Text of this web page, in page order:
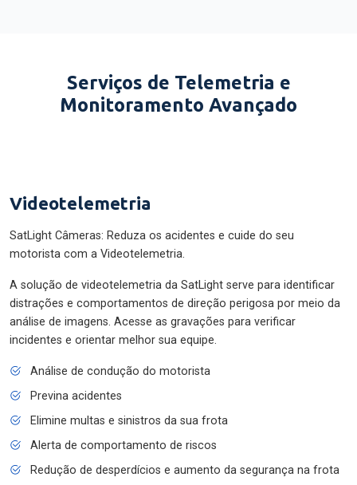
Serviços de Telemetria e
Monitoramento Avançado
Videotelemetria
SatLight Câmeras: Reduza os acidentes e cuide do seu
motorista com a Videotelemetria.
A solução de videotelemetria da SatLight serve para identificar
distrações e comportamentos de direção perigosa por meio da
análise de imagens. Acesse as gravações para verificar
incidentes e orientar melhor sua equipe.
Análise de condução do motorista
Previna acidentes
Elimine multas e sinistros da sua frota
Alerta de comportamento de riscos
Redução de desperdícios e aumento da segurança na frota